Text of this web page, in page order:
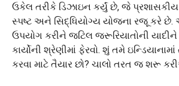
ઉકેલ તરીકે ડિઝાઇન કર્યું છે, જે
સ્પષ્ટ અને સિદ્ધિયોગ્ય યોજના રજૂ કરે છે.
ઉપયોગ કરીને જટિલ જરૂરિયાતોની
કાર્યોની શ્રેણીમાં ફેરવો. શું તમે
કરવા માટે તૈયાર છો? ચાલો તરત જ શરૂ